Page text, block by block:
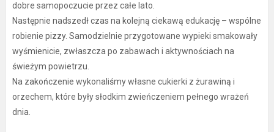
dobre samopoczucie przez całe lato.
Następnie nadszedł czas na kolejną ciekawą edukację – wspólne
robienie pizzy. Samodzielnie przygotowane wypieki smakowały
wyśmienicie, zwłaszcza po zabawach i aktywnościach na
świeżym powietrzu.
Na zakończenie wykonaliśmy własne cukierki z żurawiną i
orzechem, które były słodkim zwieńczeniem pełnego wrażeń
dnia.